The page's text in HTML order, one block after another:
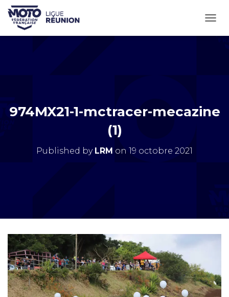
974MX21-1-mctracer-mecazine
(1)
Published by LRM on 19 octobre 2021